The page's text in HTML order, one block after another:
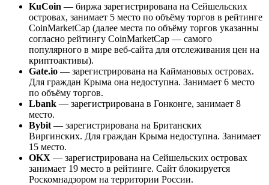
KuCoin — биржа зарегистрирована на Сейшельских
островах, занимает 5 место по объёму торгов в рейтинге
CoinMarketCap (далее места по объёму торгов указанны
согласно рейтингу CoinMarketCap — самого
популярного в мире веб-сайта для отслеживания цен на
криптоактивы).
Gate.io — зарегистрирована на Каймановых островах.
Для граждан Крыма она недоступна. Занимает 6 место
по объёму торгов.
Lbank — зарегистрирована в Гонконге, занимает 8
место.
Bybit — зарегистрирована на Британских
Виргинских. Для граждан Крыма недоступна. Занимает
15 место.
OKX — зарегистрирована на Сейшельских островах
занимает 19 место в рейтинге. Сайт блокируется
Роскомнадзором на территории России.